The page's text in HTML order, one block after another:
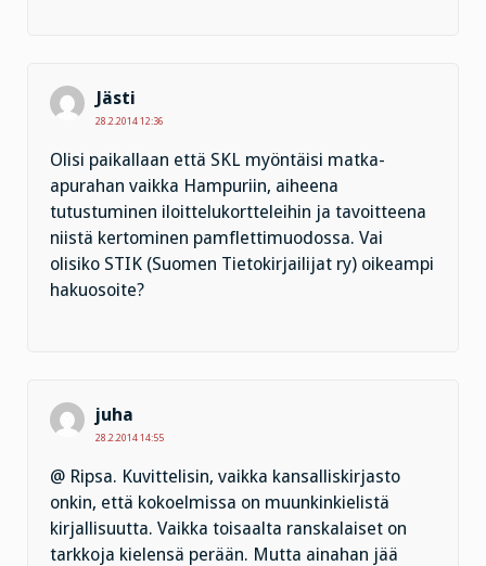
Jästi
28.2.2014 12:36
Olisi paikallaan että SKL myöntäisi matka-
apurahan vaikka Hampuriin, aiheena
tutustuminen iloittelukortteleihin ja tavoitteena
niistä kertominen pamflettimuodossa. Vai
olisiko STIK (Suomen Tietokirjailijat ry) oikeampi
hakuosoite?
juha
28.2.2014 14:55
@ Ripsa. Kuvittelisin, vaikka kansalliskirjasto
onkin, että kokoelmissa on muunkinkielistä
kirjallisuutta. Vaikka toisaalta ranskalaiset on
tarkkoja kielensä perään. Mutta ainahan jää